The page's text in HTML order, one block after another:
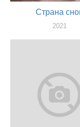
Страна
2021